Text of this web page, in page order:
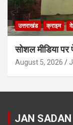
उत्तराखंड क्राइम
सोशल मीडिया पर
August 5, 2026
JAN SADAN